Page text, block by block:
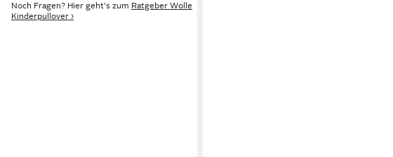
Noch Fragen? Hier geht's zum Ratgeber Wolle
Kinderpullover ›